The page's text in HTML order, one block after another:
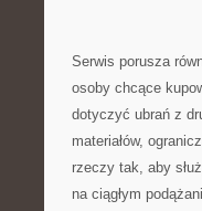
Serwis porusza
osoby chcące
dotyczyć ubrań z
materiałów,
rzeczy tak, aby
na ciągłym